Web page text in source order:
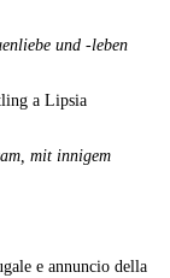
und -leben
a Lipsia
mit innigem
e annuncio della